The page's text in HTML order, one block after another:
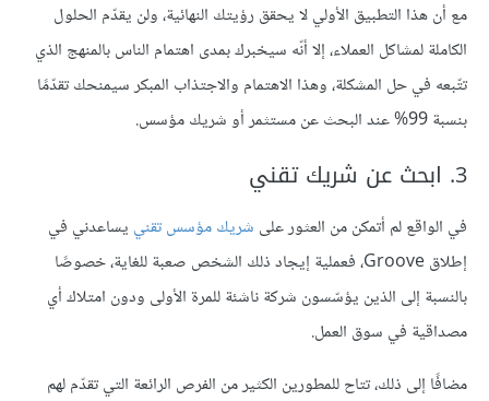
مع أن هذا التطبيق الأولي لا يحقق رؤيتك النهائية، ولن يقدّم الحلول
الكاملة لمشاكل العملاء، إلا أنّه سيخبرك بمدى اهتمام الناس بالمنهج الذي
تتّبعه في حل المشكلة، وهذا الاهتمام والاجتذاب المبكر سيمنحك تقدّمًا
بنسبة 99% عند البحث عن مستثمر أو شريك مؤسس.
3. ابحث عن شريك تقني
في الواقع لم أتمكن من العثور على شريك مؤسس تقني يساعدني في
إطلاق Groove، فعملية إيجاد ذلك الشخص صعبة للغاية، خصوصًا
بالنسبة إلى الذين يؤسّسون شركة ناشئة للمرة الأولى ودون امتلاك أي
مصداقية في سوق العمل.
مضافًا إلى ذلك، تتاح للمطورين الكثير من الفرص الرائعة التي تقدّم لهم